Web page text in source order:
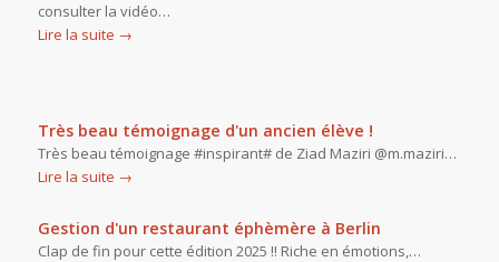
consulter la vidéo…
Lire la suite →
Très beau témoignage d'un ancien élève !
Très beau témoignage #inspirant# de Ziad Maziri @m.maziri…
Lire la suite →
Gestion d'un restaurant éphèmère à Berlin
Clap de fin pour cette édition 2025 !! Riche en émotions,…